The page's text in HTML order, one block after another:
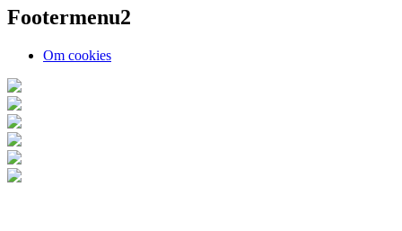
Footermenu2
Om cookies